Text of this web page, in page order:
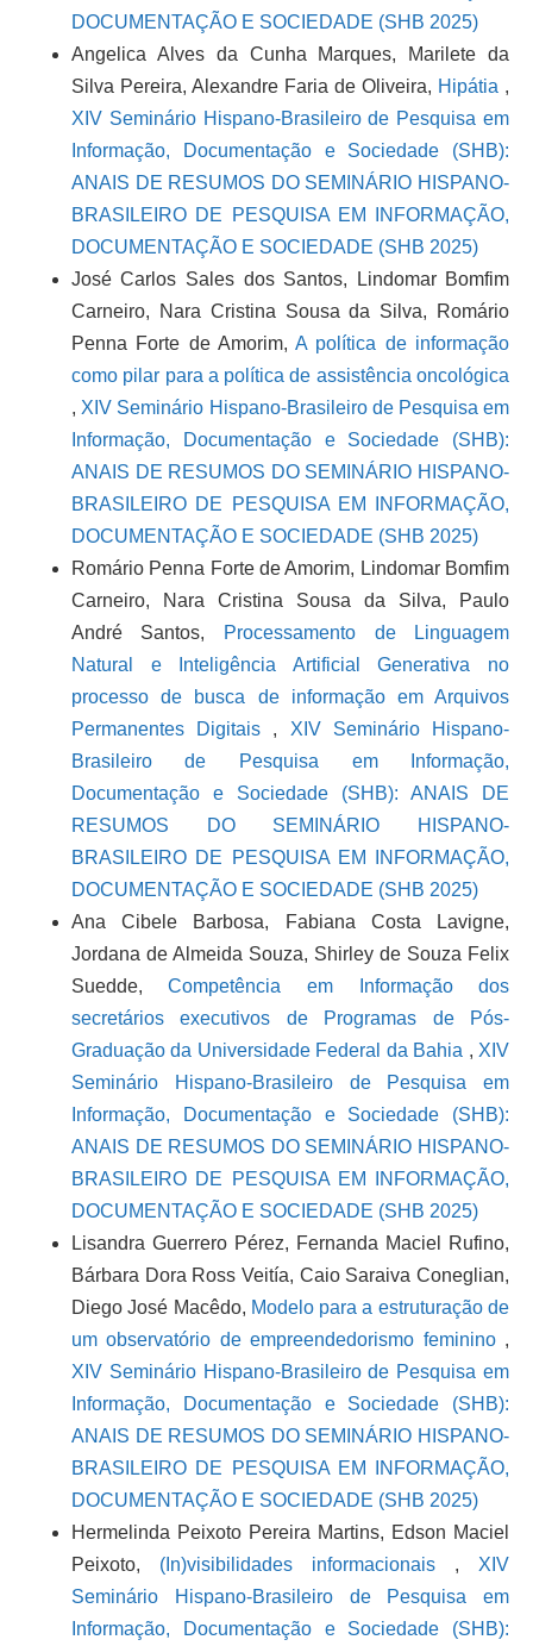
DOCUMENTAÇÃO E SOCIEDADE (SHB 2025)
Angelica Alves da Cunha Marques, Marilete da
Silva Pereira, Alexandre Faria de Oliveira, Hipátia ,
XIV Seminário Hispano-Brasileiro de Pesquisa em
Informação, Documentação e Sociedade (SHB):
ANAIS DE RESUMOS DO SEMINÁRIO HISPANO-
BRASILEIRO DE PESQUISA EM INFORMAÇÃO,
DOCUMENTAÇÃO E SOCIEDADE (SHB 2025)
José Carlos Sales dos Santos, Lindomar Bomfim
Carneiro, Nara Cristina Sousa da Silva, Romário
Penna Forte de Amorim,A política de informação
como pilar para a política de assistência oncológica
, XIV Seminário Hispano-Brasileiro de Pesquisa em
Informação, Documentação e Sociedade (SHB):
ANAIS DE RESUMOS DO SEMINÁRIO HISPANO-
BRASILEIRO DE PESQUISA EM INFORMAÇÃO,
DOCUMENTAÇÃO E SOCIEDADE (SHB 2025)
Romário Penna Forte de Amorim, Lindomar Bomfim
Carneiro, Nara Cristina Sousa da Silva, Paulo
André Santos,
Processamento de Linguagem
Natural e Inteligência Artificial Generativa no
processo de busca de informação em Arquivos
Permanentes Digitais , XIV Seminário Hispano-
Brasileiro de Pesquisa em Informação,
Documentação e Sociedade (SHB): ANAIS DE
RESUMOS DO SEMINÁRIO HISPANO-
BRASILEIRO DE PESQUISA EM INFORMAÇÃO,
DOCUMENTAÇÃO E SOCIEDADE (SHB 2025)
Ana Cibele Barbosa, Fabiana Costa Lavigne,
Jordana de Almeida Souza, Shirley de Souza Felix
Suedde,Competência em Informação dos
secretários executivos de Programas de Pós-
Graduação da Universidade Federal da Bahia , XIV
Seminário Hispano-Brasileiro de Pesquisa em
Informação, Documentação e Sociedade (SHB):
ANAIS DE RESUMOS DO SEMINÁRIO HISPANO-
BRASILEIRO DE PESQUISA EM INFORMAÇÃO,
DOCUMENTAÇÃO E SOCIEDADE (SHB 2025)
Lisandra Guerrero Pérez, Fernanda Maciel Rufino,
Bárbara Dora Ross Veitía, Caio Saraiva Coneglian,
Diego José Macêdo, Modelo para a estruturação de
um observatório de empreendedorismo feminino ,
XIV Seminário Hispano-Brasileiro de Pesquisa em
Informação, Documentação e Sociedade (SHB):
ANAIS DE RESUMOS DO SEMINÁRIO HISPANO-
BRASILEIRO DE PESQUISA EM INFORMAÇÃO,
DOCUMENTAÇÃO E SOCIEDADE (SHB 2025)
Hermelinda Peixoto Pereira Martins, Edson Maciel
Peixoto, (In)visibilidades informacionais , XIV
Seminário Hispano-Brasileiro de Pesquisa em
Informação, Documentação e Sociedade (SHB):